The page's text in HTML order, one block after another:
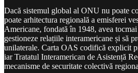
Dacă sistemul global al ONU nu poate
poate arhitectura regională a emisferei
Americane, fondată în 1948, avea tocmai
gestioneze relațiile interamericane și să
unilaterale. Carta OAS codifică explicit
iar Tratatul Interamerican de Asistență
mecanisme de securitate colectivă